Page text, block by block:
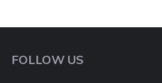
FOLLOW US